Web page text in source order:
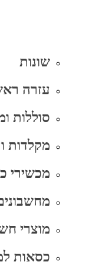
שונות
עזרה
סוללות
מקלדות
מכשירי
מוצרי
כסאות